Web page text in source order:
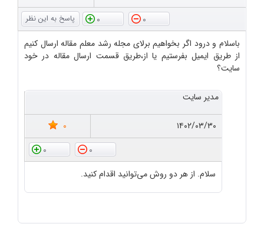
0
0
باسلام و درود اگر بخواهیم برلای مجله رشد معلم مقاله ارسال کنیم
از طریق ایمیل بفرستیم یا از،طریق قسمت ارسال مقاله در خود
سایت؟
مدیر سایت
۱۴۰۲/۰۳/۳۰
0
0
0
سلام. از هر دو روش می‌توانید اقدام کنید.